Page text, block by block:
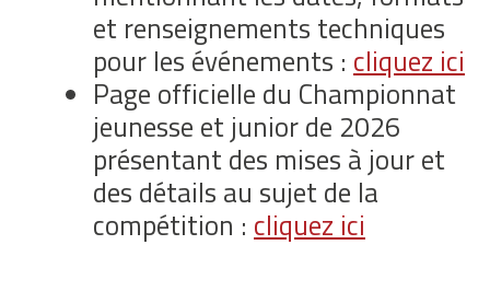
et renseignements techniques
pour les événements : cliquez ici
Page officielle du Championnat
jeunesse et junior de 2026
présentant des mises à jour et
des détails au sujet de la
compétition : cliquez ici